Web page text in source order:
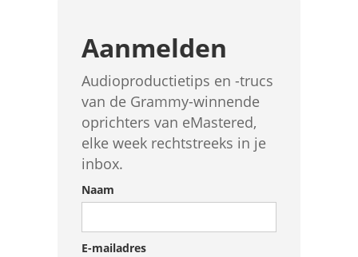
Aanmelden
Audioproductietips en -trucs
van de Grammy-winnende
oprichters van eMastered,
elke week rechtstreeks in je
inbox.
Naam
E-mailadres